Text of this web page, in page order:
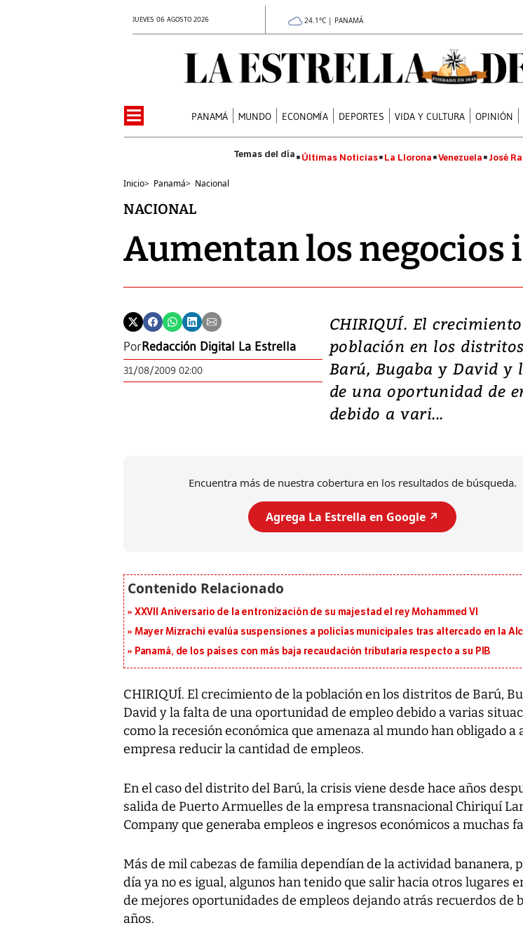
JUEVES 06 AGOSTO 2026 24.1°C | PANAMÁ
PANAMÁ MUNDO ECONOMÍA DEPORTES VIDA Y CULTURA OPINIÓN
Últimas Noticias La Llorona Venezuela José
Inicio> Panamá> Nacional
NACIONAL
Aumentan los negocios
PorRedacción Digital La Estrella
31/08/2009 02:00
CHIRIQUÍ. El
población en los
Barú, Bugaba y David y
de una oportunidad de
debido a vari...
Encuentra más de nuestra cobertura en los resultados de búsqueda.
Agrega La Estrella en Google ↗️
XXVII Aniversario de la entronización de su majestad el rey Mohammed VI
Mayer Mizrachi evalúa suspensiones a policías municipales tras altercado en la
Panamá, de los países con más baja recaudación tributaria respecto a su PIB
CHIRIQUÍ. El crecimiento de la población en los distritos de Barú,
David y la falta de una oportunidad de empleo debido a varias
como la recesión económica que amenaza al mundo han obligado a
empresa reducir la cantidad de empleos.
En el caso del distrito del Barú, la crisis viene desde hace años
salida de Puerto Armuelles de la empresa transnacional Chiriquí
Company que generaba empleos e ingresos económicos a muchas
Más de mil cabezas de familia dependían de la actividad bananera,
día ya no es igual, algunos han tenido que salir hacia otros lugares
de mejores oportunidades de empleos dejando atrás recuerdos de
años.
Video, Japón:
deja heridos y
daños en
al sur de Japón,